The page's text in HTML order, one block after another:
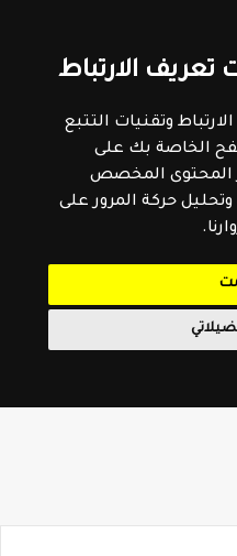
الارتباط
وتقنيات التتبع
الخاصة بك على
المحتوى المخصص
حركة المرور على